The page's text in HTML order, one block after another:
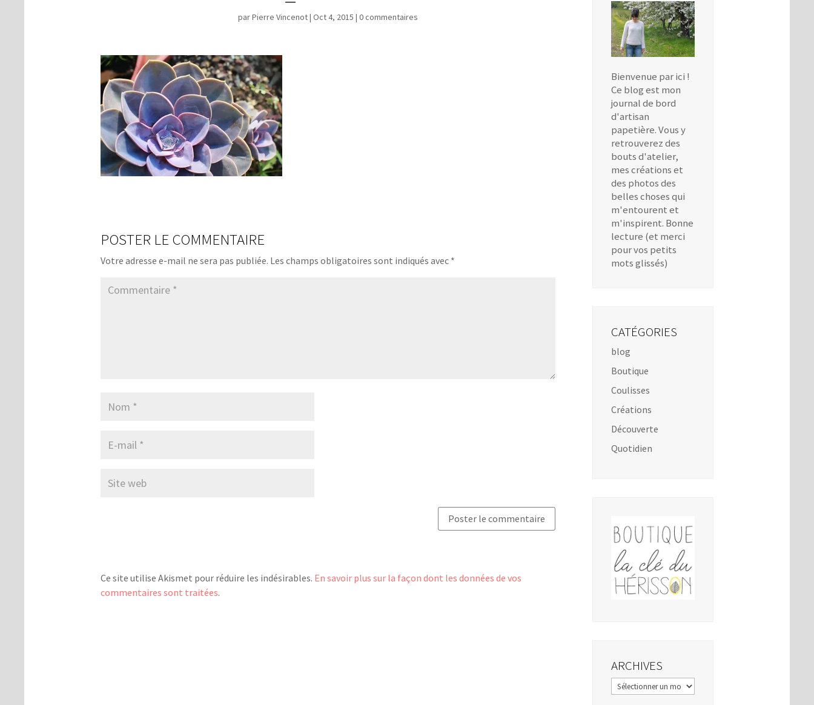
parPierre Vincenot|Oct 4, 2015 |0 commentaires
POSTER LE COMMENTAIRE
Votre adresse e-mail ne sera pas publiée. Les champs obligatoires sont indiqués avec *
Ce site utilise Akismet pour réduire les indésirables. En savoir plus sur la façon dont les données de vos
commentaires sont traitées.
Bienvenue par ici !
Ce blog est mon
journal de bord
d'artisan
papetière. Vous y
retrouverez des
bouts d'atelier,
mes créations et
des photos des
belles choses qui
m'entourent et
m'inspirent. Bonne
lecture (et merci
pour vos petits
mots glissés)
CATÉGORIES
blog
Boutique
Coulisses
Créations
Découverte
Quotidien
ARCHIVES
Archives